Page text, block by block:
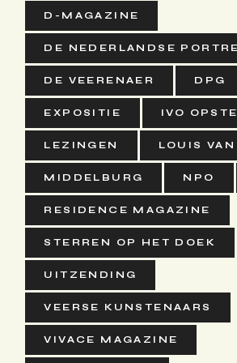
D-MAGAZINE
DE NEDERLANDSE
DE VEERENAER DPG
EXPOSITIE IVO
LEZINGEN LOUIS
MIDDELBURG NPO
RESIDENCE MAGAZINE
STERREN OP HET DOEK
UITZENDING
VEERSE KUNSTENAARS
VIVACE MAGAZINE